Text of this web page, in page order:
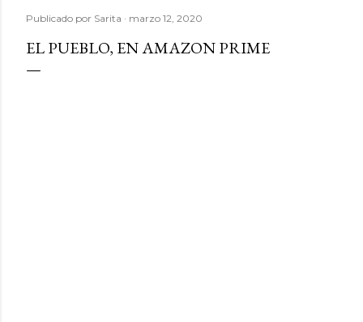
Publicado por Sarita marzo 12, 2020
EL PUEBLO, EN AMAZON PRIME